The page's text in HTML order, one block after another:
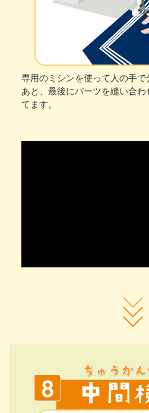
専用のミシンを使って人の手
あと、最後にパーツを縫い合
てます。